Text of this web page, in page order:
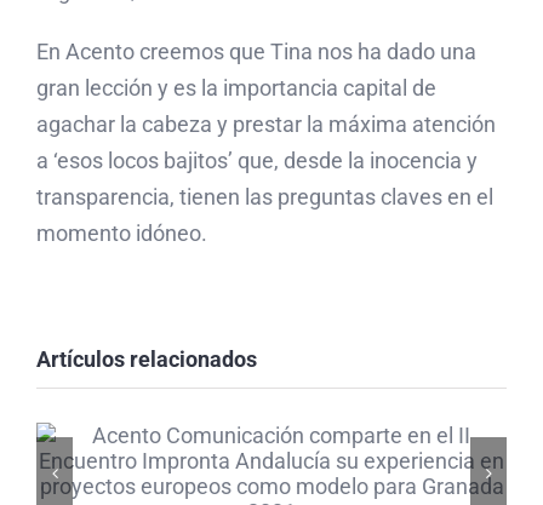
En Acento creemos que Tina nos ha dado una
gran lección y es la importancia capital de
agachar la cabeza y prestar la máxima atención
a ‘esos locos bajitos’ que, desde la inocencia y
transparencia, tienen las preguntas claves en el
momento idóneo.
Artículos relacionadoscomparte en el II
Encuentro Impronta
Andalucía su experiencia